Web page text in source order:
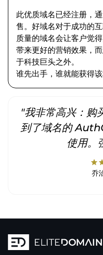
此优质域名已经注册，
售。好域名对于成功的
质量的域名会让客户觉
带来更好的营销效果，
于科技巨头之外。
谁先出手，谁就能获得该
"我非常高兴：购
到了域名的
使用。
star
乔